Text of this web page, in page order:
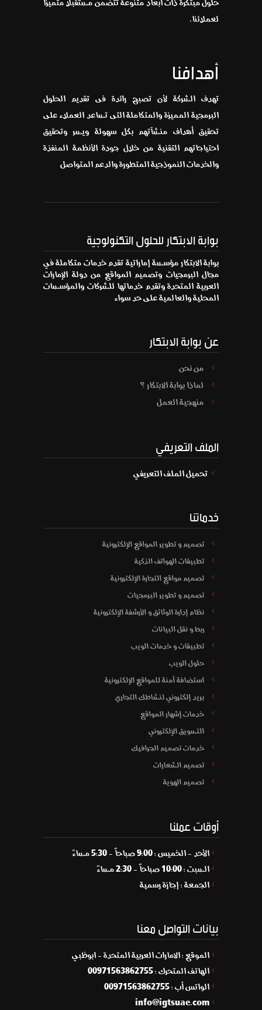
لعملائنا.
أهدافنا
تهدف الشركة لأن تصبح رائدة فى تقديم الحلول
البرمجية المميزة والمتكاملة التى تساعد العملاء على
تحقيق أهداف منشآتهم بكل سهولة ويسر وتحقيق
احتياجاتهم التقنية من خلال جودة الأنظمة المنفذة
والخدمات النموذجية المتطورة والدعم المتواصل
بوابة الابتكار للحلول التكنولوجية
بوابة الابتكار مؤسسة إماراتية تقدم خدمات متكاملة في
مجال البرمجيات وتصميم المواقع من دولة الإمارات
العربية المتحدة وتقدم خدماتها للشركات والمؤسسات
المحلية والعالمية على حد سواء
عن بوابة الابتكار
من نحن
لماذا بوابة الابتكار ؟
منهجية العمل
الملف التعريفي
تحميل الملف التعريفي
خدماتنا
تصميم و تطوير المواقع الإلكترونية
تطبيقات الهواتف الذكية
تصميم مواقع التجارة الإلكترونية
تصميم و تطوير البرمجيات
نظام إدارة الوثائق و الأرشفة الإلكترونية
ربط و نقل البيانات
تطبيقات و خدمات الويب
حلول الويب
استضافة آمنة للمواقع الإلكترونية
بريد إلكتروني لنشاطك التجاري
خدمات إشهار المواقع
التسويق الإلكتروني
خدمات تصميم الجرافيك
تصميم الشعارات
تصميم الهوية
أوقات عملنا
الأحد - الخميس : 9:00 صباحاً - 5:30 مساءً
السبت : 10:00 صباحاً - 2:30 مساءً
الجمعة : إجازة رسمية
بيانات التواصل معنا
الموقع : الامارات العربية المتحدة - ابوظبي
الهاتف المتحرك : 00971563862755
الواتس أب : 00971563862755
info@igtsuae.com